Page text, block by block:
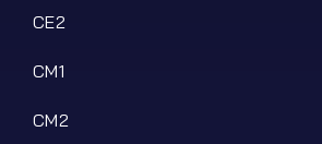
CE2
CM1
CM2